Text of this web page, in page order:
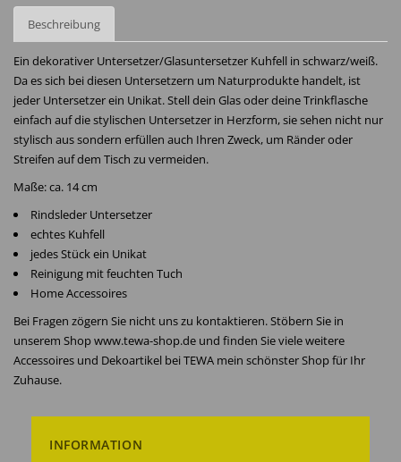
Beschreibung
Ein dekorativer Untersetzer/Glasuntersetzer Kuhfell in schwarz/weiß.
Da es sich bei diesen Untersetzern um Naturprodukte handelt, ist
jeder Untersetzer ein Unikat. Stell dein Glas oder deine Trinkflasche
einfach auf die stylischen Untersetzer in Herzform, sie sehen nicht nur
stylisch aus sondern erfüllen auch Ihren Zweck, um Ränder oder
Streifen auf dem Tisch zu vermeiden.
Maße: ca. 14 cm
Rindsleder Untersetzer
echtes Kuhfell
jedes Stück ein Unikat
Reinigung mit feuchten Tuch
Home Accessoires
Bei Fragen zögern Sie nicht uns zu kontaktieren. Stöbern Sie in
unserem Shop www.tewa-shop.de und finden Sie viele weitere
Accessoires und Dekoartikel bei TEWA mein schönster Shop für Ihr
Zuhause.
INFORMATION